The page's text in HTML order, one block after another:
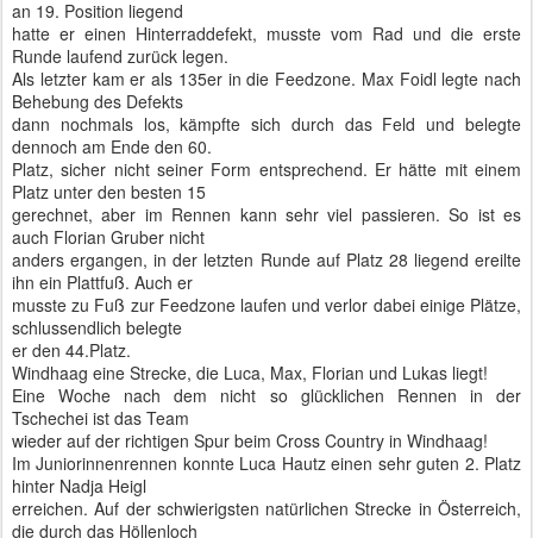
an 19. Position liegend
hatte er einen Hinterraddefekt, musste vom Rad und die erste
Runde laufend zurück legen.
Als letzter kam er als 135er in die Feedzone. Max Foidl legte nach
Behebung des Defekts
dann nochmals los, kämpfte sich durch das Feld und belegte
dennoch am Ende den 60.
Platz, sicher nicht seiner Form entsprechend. Er hätte mit einem
Platz unter den besten 15
gerechnet, aber im Rennen kann sehr viel passieren. So ist es
auch Florian Gruber nicht
anders ergangen, in der letzten Runde auf Platz 28 liegend ereilte
ihn ein Plattfuß. Auch er
musste zu Fuß zur Feedzone laufen und verlor dabei einige Plätze,
schlussendlich belegte
er den 44.Platz.
Windhaag eine Strecke, die Luca, Max, Florian und Lukas liegt!
Eine Woche nach dem nicht so glücklichen Rennen in der
Tschechei ist das Team
wieder auf der richtigen Spur beim Cross Country in Windhaag!
Im Juniorinnenrennen konnte Luca Hautz einen sehr guten 2. Platz
hinter Nadja Heigl
erreichen. Auf der schwierigsten natürlichen Strecke in Österreich,
die durch das Höllenloch